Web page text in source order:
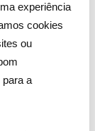
experiência
cookies
ou
a
sobre
mental e
primeiro
de